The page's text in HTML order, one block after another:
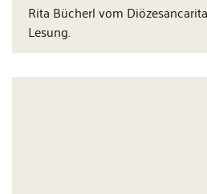
Rita Bücherl vom
Lesung.